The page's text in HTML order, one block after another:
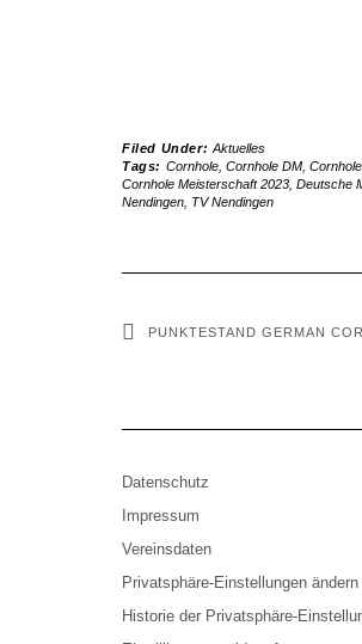
Filed Under: Aktuelles
Tags: Cornhole, Cornhole DM,
Cornhole Meisterschaft 2023 Deutsche
Nendingen TV Nendingen
PUNKTESTAND GERMAN
Datenschutz
Impressum
Vereinsdaten
Privatsphäre-Einstellungen ändern
Historie der Privatsphäre-